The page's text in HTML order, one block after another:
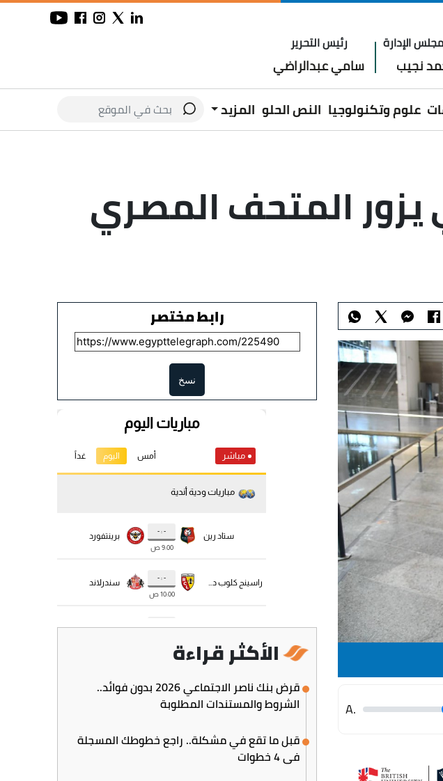
الإدارة
نجيب
رئيس التحرير
سامي عبدالراضي
علوم وتكنولوجيا النص الحلو المزيد
المتحف المصري
.A
رابط مختصر
نسخ
الأكثر قراءة
قرض بنك ناصر الاجتماعي 2026 بدون فوائد..
الشروط والمستندات المطلوبة
قبل ما تقع في مشكلة.. راجع خطوطك المسجلة
في 4 خطوات